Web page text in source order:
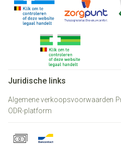
Juridische links
Algemene verkoopsvoorwaarden
ODR-platform